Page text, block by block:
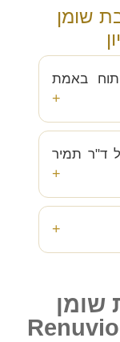
שומן
באמת
ד"ר תמיר
שומן